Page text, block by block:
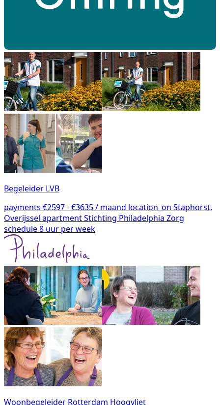
Begeleider LVB
payments €2597 - €3635 / maand location_on Staphorst,
Overijssel apartmentStichting Philadelphia Zorg
schedule8 uur per week
Woonbegeleider Rotterdam Hoogvliet